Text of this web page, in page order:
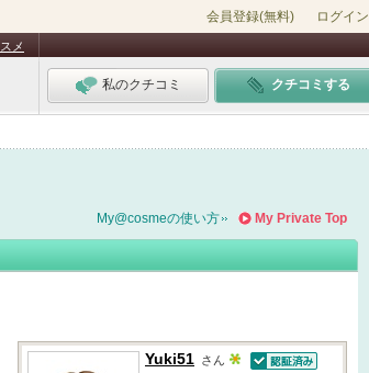
会員登録(無料) ログイン
メ
私のクチコミ クチコミする
My Private Top
My@cosmeの使い方
Yuki51 さん